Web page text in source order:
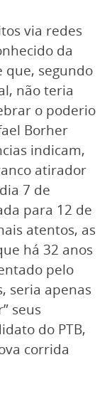
via redes
da
que, segundo
não teria
o poderio
Borher
indicam,
atirador
7 de
para 12 de
atentos, as
há 32 anos
pelo
seria apenas
seus
do PTB,
corrida